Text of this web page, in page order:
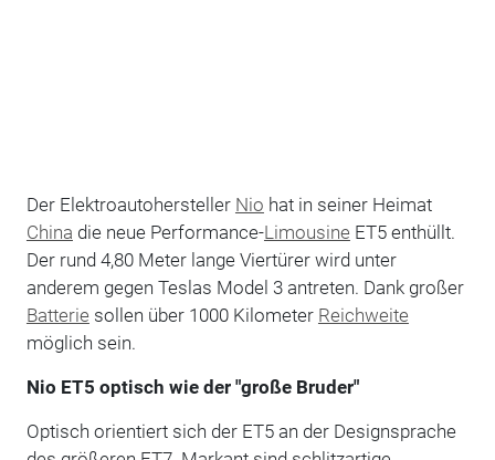
Der Elektroautohersteller Nio hat in seiner Heimat
China die neue Performance-Limousine ET5 enthüllt.
Der rund 4,80 Meter lange Viertürer wird unter
anderem gegen Teslas Model 3 antreten. Dank großer
Batterie sollen über 1000 Kilometer Reichweite
möglich sein.
Nio ET5 optisch wie der "große Bruder"
Optisch orientiert sich der ET5 an der Designsprache